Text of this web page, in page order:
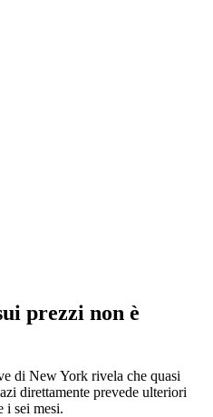
prezzi non è
di New York rivela che quasi
direttamente prevede ulteriori
i sei mesi.